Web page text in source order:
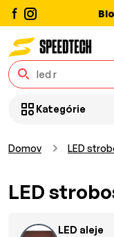
Kategórie
Domov LED
LED
LED aleje